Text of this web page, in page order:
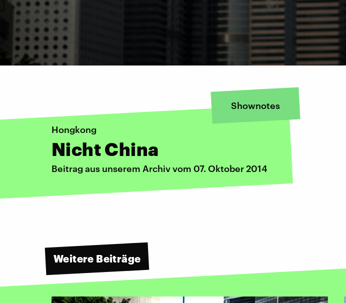
Shownotes
Hongkong
Nicht China
Beitrag aus unserem Archiv vom 07. Oktober 2014
Weitere Beiträge